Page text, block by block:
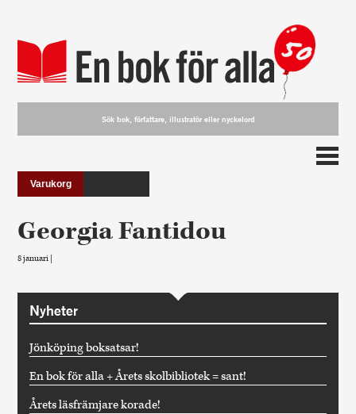
Varukorg
Georgia Fantidou
8 januari |
Nyheter
Jönköping boksatsar!
En bok för alla + Årets skolbibliotek = sant!
Årets läsfrämjare korade!